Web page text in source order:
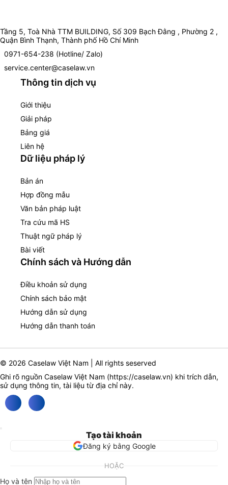
Tầng 5, Toà Nhà TTM BUILDING, Số 309 Bạch Đằng , Phường 2 ,
Quận Bình Thạnh, Thành phố Hồ Chí Minh
0971-654-238 (Hotline/ Zalo)
service.center@caselaw.vn
Thông tin dịch vụ
Giới thiệu
Giải pháp
Bảng giá
Liên hệ
Dữ liệu pháp lý
Bản án
Hợp đồng mẫu
Văn bản pháp luật
Tra cứu mã HS
Thuật ngữ pháp lý
Bài viết
Chính sách và Hướng dẫn
Điều khoản sử dụng
Chính sách bảo mật
Hướng dẫn sử dụng
Hướng dẫn thanh toán
© 2026 Caselaw Việt Nam | All rights seserved
Ghi rõ nguồn Caselaw Việt Nam (https://caselaw.vn) khi trích dẫn,
sử dụng thông tin, tài liệu từ địa chỉ này.
Tạo tài khoản
Đăng ký bằng Google
HOẶC
Họ và tên